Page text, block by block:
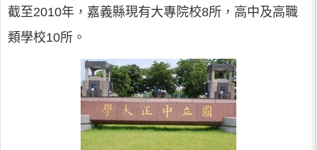
截至2010年，嘉義縣現有大專院校8所，高中及高職
類學校10所。